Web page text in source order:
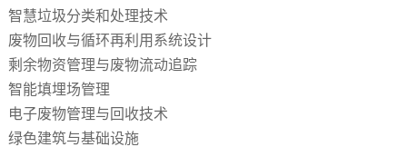
智慧垃圾分类和处理技术
废物回收与循环再利用系统设计
剩余物资管理与废物流动追踪
智能填埋场管理
电子废物管理与回收技术
绿色建筑与基础设施